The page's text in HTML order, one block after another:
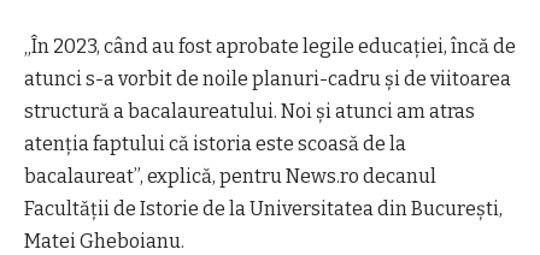
„În 2023, când au fost aprobate legile educaţiei, încă de
atunci s-a vorbit de noile planuri-cadru şi de viitoarea
structură a bacalaureatului. Noi şi atunci am atras
atenţia faptului că istoria este scoasă de la
bacalaureat”, explică, pentru News.ro decanul
Facultăţii de Istorie de la Universitatea din Bucureşti,
Matei Gheboianu.